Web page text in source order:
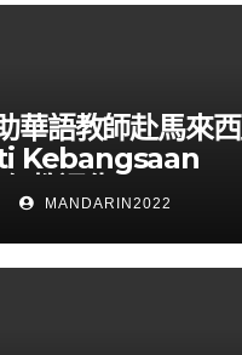
華語教師赴馬來
Kebangsaan
教通告(115025T)
MANDARIN2022